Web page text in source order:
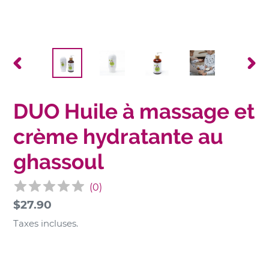
DIAPOSITIVE
DUO Huile à massage et
crème hydratante au
ghassoul
(0)
Prix
normal
$27.90
Taxes incluses.